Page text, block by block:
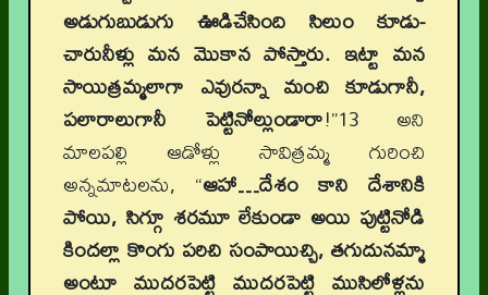
అడుగుబుడుగు ఊడిచేసింది సిలుం కూడు-
చారునీళ్లు మన మొకాన పోస్తారు. ఇట్టా మన
సాయిత్రమ్మలాగా ఎవురన్నా మంచి కూడుగానీ,
పలారాలుగానీ పెట్టినోల్లుండారా!”13 అని
మాలపల్లి ఆడోళ్లు సావిత్రమ్మ గురించి
అన్నమాటలను, “ఆహా…దేశం కాని దేశానికి
పోయి, సిగ్గూ శరమూ లేకుండా అయి పుట్టినోడి
కిందల్లా కొంగు పరిచి సంపాయిచ్చి, తగుదునమ్మా
అంటూ ముదరపెట్టి ముదరపెట్టి ముసిలోళ్లను